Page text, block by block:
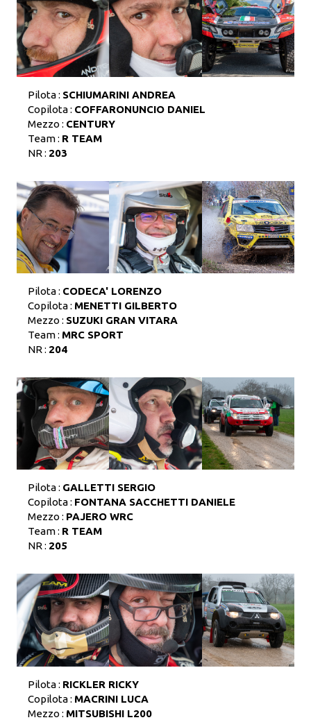
Pilota : SCHIUMARINI ANDREA
Copilota : COFFARONUNCIO DANIEL
Mezzo : CENTURY
Team : R TEAM
NR : 203
Pilota : CODECA' LORENZO
Copilota : MENETTI GILBERTO
Mezzo : SUZUKI GRAN VITARA
Team : MRC SPORT
NR : 204
Pilota : GALLETTI SERGIO
Copilota : FONTANA SACCHETTI DANIELE
Mezzo : PAJERO WRC
Team : R TEAM
NR : 205
Pilota : RICKLER RICKY
Copilota : MACRINI LUCA
Mezzo : MITSUBISHI L200